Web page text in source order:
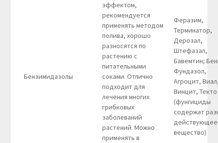
Бензимидазолы
эффектом,
рекомендуется
применять методом
полива, хорошо
разносятся по
растению с
питательными
соками. Отлично
подходит для
лечения многих
грибковых
заболеваний
растений. Можно
применять в
Феразим,
Терминатор,
Дерозал,
Штефазал,
Бавемтин;
Фундазол,
Агроцит,
Винцит, Текто
(фунгициды
содержат
действующее
вещество)